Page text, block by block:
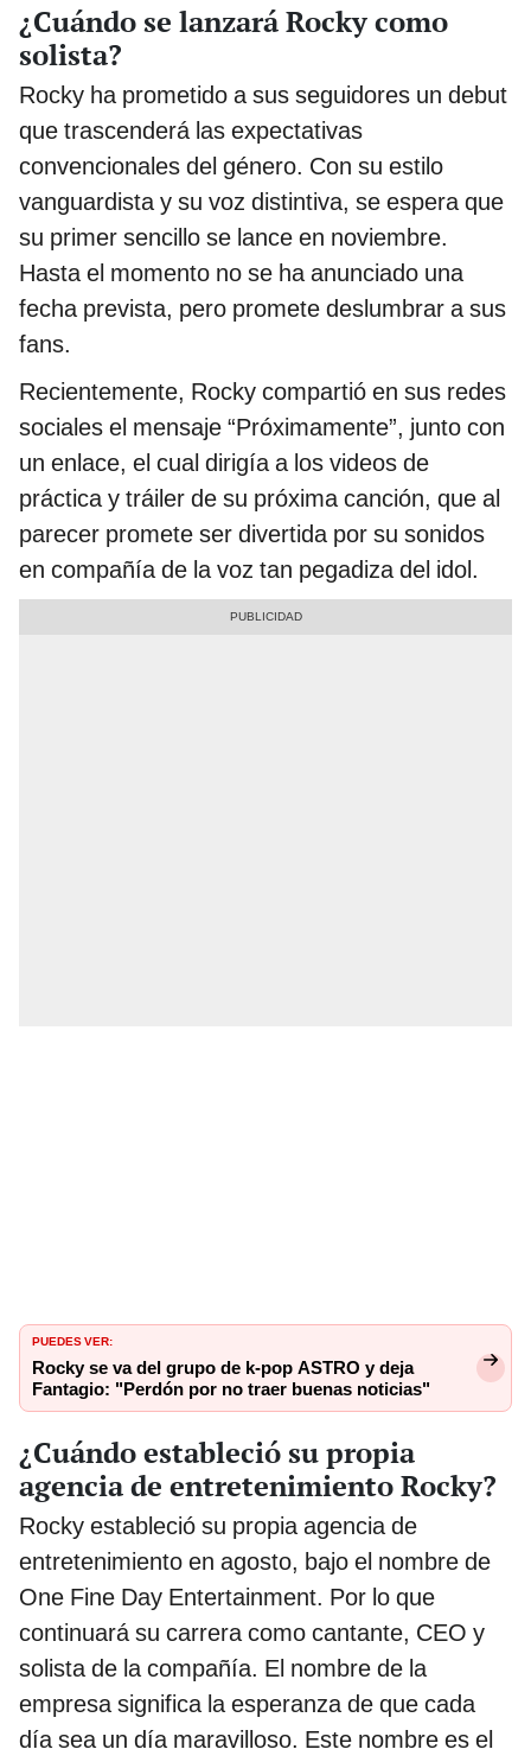
¿Cuándo se lanzará Rocky como
solista?
Rocky ha prometido a sus seguidores un debut
que trascenderá las expectativas
convencionales del género. Con su estilo
vanguardista y su voz distintiva, se espera que
su primer sencillo se lance en noviembre.
Hasta el momento no se ha anunciado una
fecha prevista, pero promete deslumbrar a sus
fans.
Recientemente, Rocky compartió en sus redes
sociales el mensaje “Próximamente”, junto con
un enlace, el cual dirigía a los videos de
práctica y tráiler de su próxima canción, que al
parecer promete ser divertida por su sonidos
en compañía de la voz tan pegadiza del idol.
PUEDES VER:
Rocky se va del grupo de k-pop ASTRO y deja
Fantagio: "Perdón por no traer buenas noticias"
¿Cuándo estableció su propia
agencia de entretenimiento Rocky?
Rocky estableció su propia agencia de
entretenimiento en agosto, bajo el nombre de
One Fine Day Entertainment. Por lo que
continuará su carrera como cantante, CEO y
solista de la compañía. El nombre de la
empresa significa la esperanza de que cada
día sea un día maravilloso. Este nombre es el